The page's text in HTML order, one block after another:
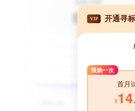
VIP 开通寻
限购一次
首月
¥